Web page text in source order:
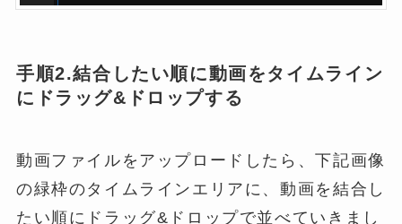
手順2.結合したい順に動画をタイムライン
にドラッグ&ドロップする
動画ファイルをアップロードしたら、下記画像
の緑枠のタイムラインエリアに、動画を結合し
たい順にドラッグ&ドロップで並べていきまし